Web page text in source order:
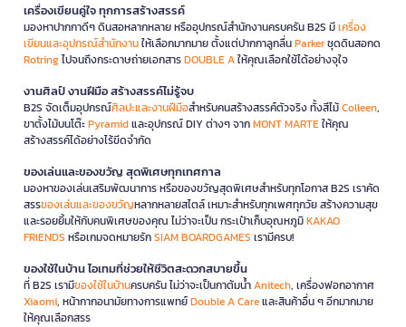
เครื่องเขียนคู่ใจ ทุกการสร้างสรรค์
มองหาปากกาดีๆ ดินสอหลากหลาย หรืออุปกรณ์สำนักงานครบครัน B2S มีเครื่อง
เขียนและอุปกรณ์สำนักงานให้เลือกมากมาย ตั้งแต่ปากกาลูกลื่นParkerชุดดินสอกด
Rotringไปจนถึงกระดาษถ่ายเอกสารDOUBLE Aให้คุณเลือกใช้ได้อย่างจุใจ
งานศิลป์ งานฝีมือ สร้างสรรค์ไม่รู้จบ
B2S จัดเต็มอุปกรณ์ศิลปะและงานฝีมือสำหรับคนสร้างสรรค์ตัวจริง ทั้งสีไม้Colleen,
ขาตั้งไม้บนโต๊ะPyramidและอุปกรณ์ DIY ต่างๆ จากMONT MARTEให้คุณ
สร้างสรรค์ได้อย่างไร้ขีดจำกัด
ของเล่นและของขวัญ สุดพิเศษทุกเทศกาล
มองหาของเล่นเสริมพัฒนาการ หรือของขวัญสุดพิเศษสำหรับทุกโอกาส B2S เราคัด
สรรของเล่นและของขวัญหลากหลายสไตล์ เหมาะสำหรับทุกเพศทุกวัย สร้างความสุข
และรอยยิ้มให้กับคนพิเศษของคุณ ไม่ว่าจะเป็น กระเป๋าเก็บอุณหภูมิKAKAO
FRIENDS หรือเกมจดหมายรักSIAM BOARDGAMES เรามีครบ!
ของใช้ในบ้าน ไอเทมที่ช่วยให้ชีวิตสะดวกสบายขึ้น
ที่ B2S เรามีของใช้ในบ้านครบครัน ไม่ว่าจะเป็นกาต้มน้ำAnitech, เครื่องฟอกอากาศ
Xiaomi, หน้ากากอนามัยทางการแพทย์Double A Careและสินค้าอื่น ๆ อีกมากมาย
ให้คุณเลือกสรร